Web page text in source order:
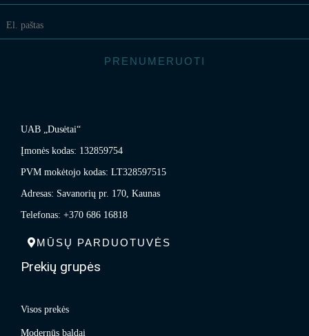
PRENUMERUOTI
UAB „Dusėtai“
Įmonės kodas: 132859754
PVM mokėtojo kodas: LT328597515
Adresas: Savanorių pr. 170, Kaunas
Telefonas: +370 686 16818
MŪSŲ PARDUOTUVĖS
Prekių grupės
Visos prekės
Modernūs baldai